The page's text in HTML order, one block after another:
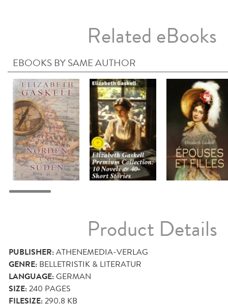
Related eBooks
EBOOKS BY SAME AUTHOR
Product Details
PUBLISHER:ATHENEMEDIA-VERLAG
GENRE: BELLETRISTIK & LITERATUR
LANGUAGE:GERMAN
SIZE:240 PAGES
FILESIZE:290.8 KB